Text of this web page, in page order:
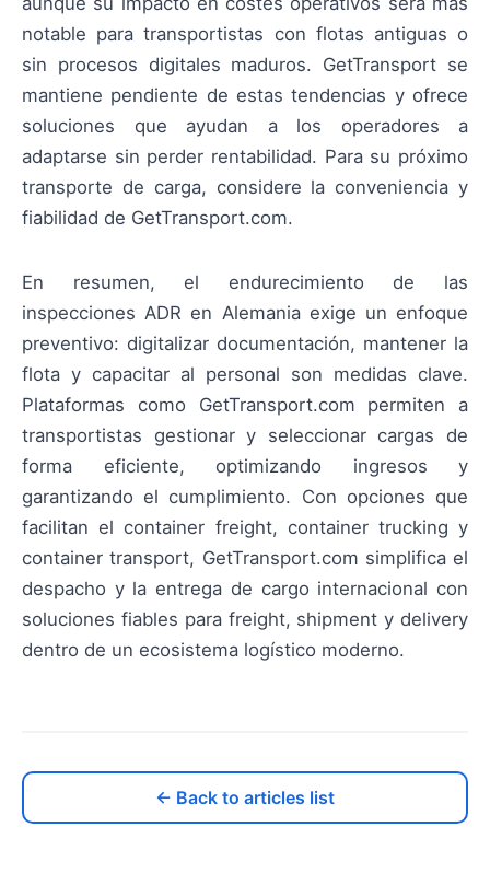
notable para transportistas con flotas antiguas o
sin procesos digitales maduros. GetTransport se
mantiene pendiente de estas tendencias y ofrece
soluciones que ayudan a los operadores a
adaptarse sin perder rentabilidad. Para su próximo
transporte de carga, considere la conveniencia y
fiabilidad de GetTransport.com.
En resumen, el endurecimiento de las
inspecciones ADR en Alemania exige un enfoque
preventivo: digitalizar documentación, mantener la
flota y capacitar al personal son medidas clave.
Plataformas como GetTransport.com permiten a
transportistas gestionar y seleccionar cargas de
forma eficiente, optimizando ingresos y
garantizando el cumplimiento. Con opciones que
facilitan el container freight, container trucking y
container transport, GetTransport.com simplifica el
despacho y la entrega de cargo internacional con
soluciones fiables para freight, shipment y delivery
dentro de un ecosistema logístico moderno.
← Back to articles list